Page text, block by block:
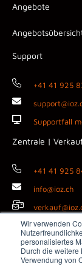
Wir verwenden
personalisiertes
Durch die weitere
Verwendung von
Angebote
Support
+41 41 925
Supportfall
Zentrale |
+41 41 925
info@ioz.ch
Copyright ©